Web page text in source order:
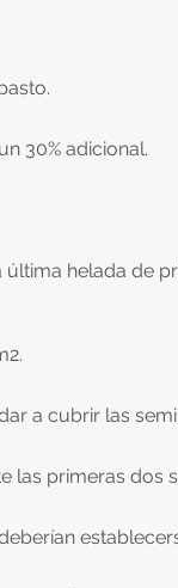
30% adicional.
helada de
a cubrir las
primeras dos